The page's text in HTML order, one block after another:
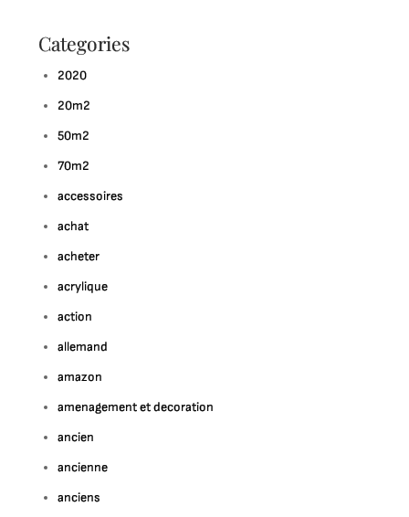
Categories
2020
20m2
50m2
70m2
accessoires
achat
acheter
acrylique
action
allemand
amazon
amenagement et decoration
ancien
ancienne
anciens